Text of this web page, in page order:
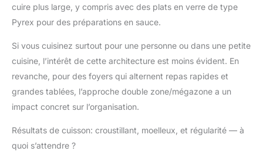
préchauffage) CUIRE
D'ÉNERGIE EN MOINS
et calculs basés sur le
temps de cuisson
recommandé pour les
saucisses, en utilisant
l'air par rapport aux
cuire plus large, y compris avec des plats en verre de type
Pyrex pour des préparations en sauce.
Si vous cuisinez surtout pour une personne ou dans une petite
cuisine, l’intérêt de cette architecture est moins évident. En
revanche, pour des foyers qui alternent repas rapides et
grandes tablées, l’approche double zone/mégazone a un
impact concret sur l’organisation.
Résultats de cuisson: croustillant, moelleux, et régularité — à
quoi s’attendre ?